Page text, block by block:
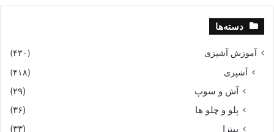
دسته‌ها
آموزش آشپزی (۴۳۰)
آشپزی (۴۱۸)
آش و سوپ
(۲۹)
پلو و چلو ها
(۳۶)
پیتزا
(۳۳)